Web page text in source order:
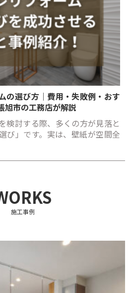
の選び方｜費用・失敗例・おす
旭市の工務店が解説
検討する際、多くの方が見落と
び」です。実は、壁紙が空間全
施工事例